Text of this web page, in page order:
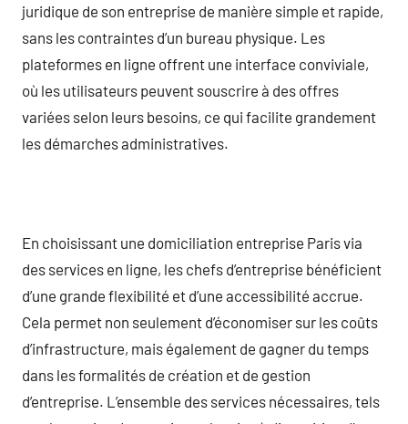
juridique de son entreprise de manière simple et rapide,
sans les contraintes d’un bureau physique. Les
plateformes en ligne offrent une interface conviviale,
où les utilisateurs peuvent souscrire à des offres
variées selon leurs besoins, ce qui facilite grandement
les démarches administratives.
En choisissant une domiciliation entreprise Paris via
des services en ligne, les chefs d’entreprise bénéficient
d’une grande flexibilité et d’une accessibilité accrue.
Cela permet non seulement d’économiser sur les coûts
d’infrastructure, mais également de gagner du temps
dans les formalités de création et de gestion
d’entreprise. L’ensemble des services nécessaires, tels